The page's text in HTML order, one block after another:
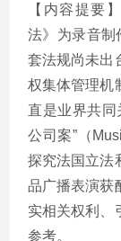
【内容提要
法》为录音制
套法规尚未出
权集体管理机
直是业界共同
公司案”（
探究法国立法
品广播表演获
实相关权利、
参考。